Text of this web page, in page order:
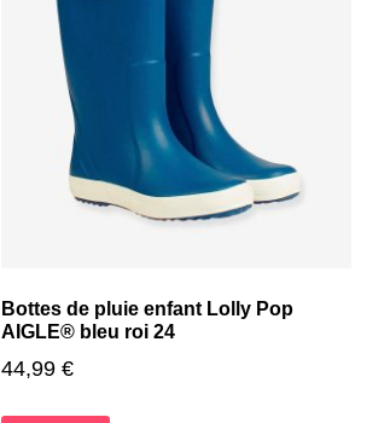
Bottes de pluie enfant Lolly Pop
AIGLE® bleu roi 24
44,99 €